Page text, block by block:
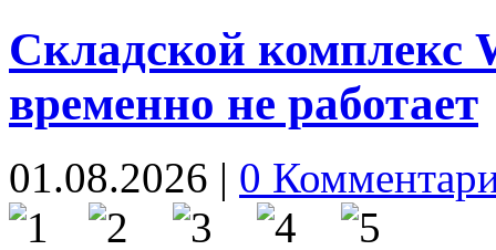
Складской комплекс
временно не работает
01.08.2026 | 0